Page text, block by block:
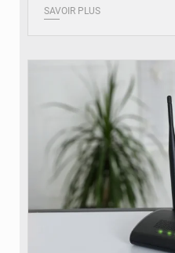
SAVOIR PLUS